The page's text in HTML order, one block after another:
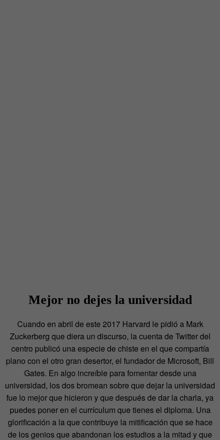
Mejor no dejes la universidad
Cuando en abril de este 2017 Harvard le pidió a Mark
Zuckerberg que diera un discurso, la cuenta de Twitter del
centro publicó una especie de chiste en el que compartía
plano con el otro gran desertor, el fundador de Microsoft, Bill
Gates. En algo increíble para fomentar desde una
universidad, los dos bromean sobre que dejar la universidad
fue lo mejor que hicieron y que después de dar la charla, ya
puedes poner en el currículum que tienes el diploma. Una
glorificación a la que contribuye la mitificación que se hace
de los genios que abandonan los estudios a la mitad y que